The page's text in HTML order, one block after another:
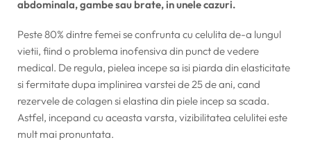
abdominala, gambe sau brate, in unele cazuri.
Peste 80% dintre femei se confrunta cu celulita de-a lungul
vietii, fiind o problema inofensiva din punct de vedere
medical. De regula, pielea incepe sa isi piarda din elasticitate
si fermitate dupa implinirea varstei de 25 de ani, cand
rezervele de colagen si elastina din piele incep sa scada.
Astfel, incepand cu aceasta varsta, vizibilitatea celulitei este
mult mai pronuntata.